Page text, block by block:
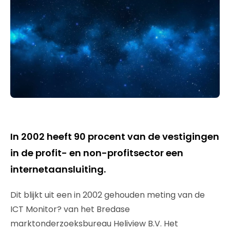
In 2002 heeft 90 procent van de vestigingen
in de profit- en non-profitsector een
internetaansluiting.
Dit blijkt uit een in 2002 gehouden meting van de
ICT Monitor? van het Bredase
marktonderzoeksbureau Heliview B.V. Het